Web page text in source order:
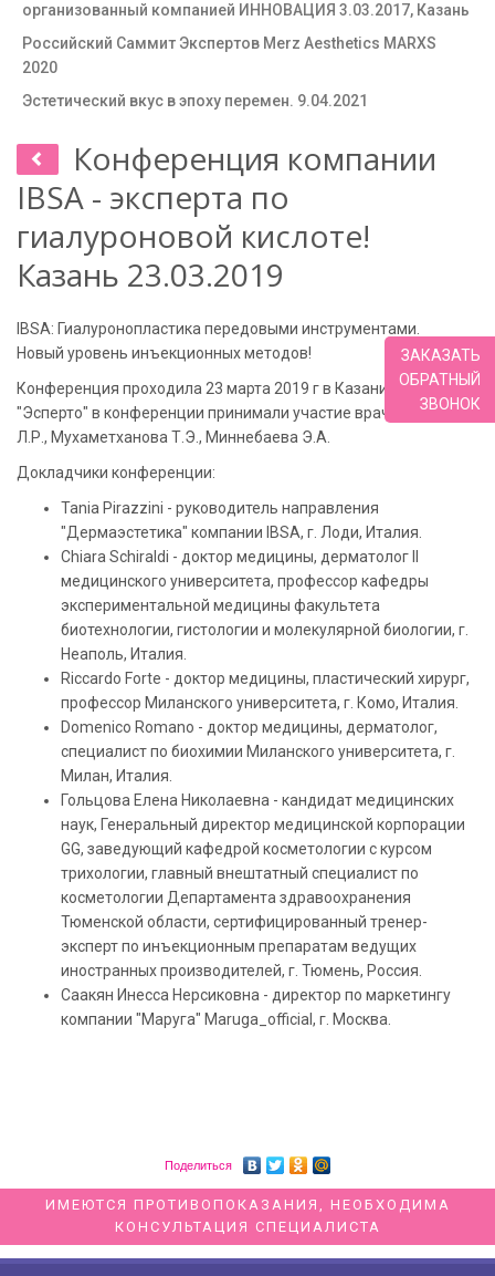
организованный компанией ИННОВАЦИЯ 3.03.2017, Казань
Российский Саммит Экспертов Merz Aesthetics MARXS
2020
Эстетический вкус в эпоху перемен. 9.04.2021
Конференция компании
IBSA - эксперта по
гиалуроновой кислоте!
Казань 23.03.2019
IBSA: Гиалуронопластика передовыми инструментами.
Новый уровень инъекционных методов!
Конференция проходила 23 марта 2019 г в Казани, от клиники
"Эсперто" в конференции принимали участие врачи: Хакимова
Л.Р., Мухаметханова Т.Э., Миннебаева Э.А.
Докладчики конференции:
Tania Pirazzini - руководитель направления
"Дермаэстетика" компании IBSA, г. Лоди, Италия.
Chiara Schiraldi - доктор медицины, дерматолог II
медицинского университета, профессор кафедры
экспериментальной медицины факультета
биотехнологии, гистологии и молекулярной биологии, г.
Неаполь, Италия.
Riccardo Forte - доктор медицины, пластический хирург,
профессор Миланского университета, г. Комо, Италия.
Domenico Romano - доктор медицины, дерматолог,
специалист по биохимии Миланского университета, г.
Милан, Италия.
Гольцова Елена Николаевна - кандидат медицинских
наук, Генеральный директор медицинской корпорации
GG, заведующий кафедрой косметологии с курсом
трихологии, главный внештатный специалист по
косметологии Департамента здравоохранения
Тюменской области, сертифицированный тренер-
эксперт по инъекционным препаратам ведущих
иностранных производителей, г. Тюмень, Россия.
Саакян Инесса Нерсиковна - директор по маркетингу
компании "Маруга" Maruga_official, г. Москва.
Поделиться
ИМЕЮТСЯ ПРОТИВОПОКАЗАНИЯ, НЕОБХОДИМА
КОНСУЛЬТАЦИЯ СПЕЦИАЛИСТА
ЗАКАЗАТЬ
ОБРАТНЫЙ
ЗВОНОК